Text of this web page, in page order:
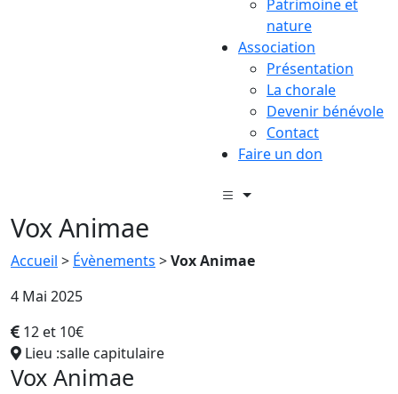
Patrimoine et
nature
Association
Présentation
La chorale
Devenir bénévole
Contact
Faire un don
Vox Animae
Accueil > Évènements >Vox Animae
4 Mai 2025
12 et 10€
Lieu :salle capitulaire
Vox Animae